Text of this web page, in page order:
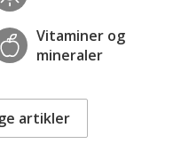
Vitaminer og
mineraler
artikler